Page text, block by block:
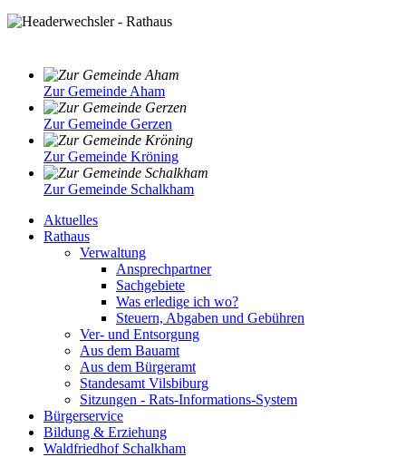
Zur Gemeinde Aham
Zur Gemeinde Gerzen
Zur Gemeinde Kröning
Zur Gemeinde Schalkham
Aktuelles
Rathaus
Verwaltung
Ansprechpartner
Sachgebiete
Was erledige ich wo?
Steuern, Abgaben und Gebühren
Ver- und Entsorgung
Aus dem Bauamt
Aus dem Bürgeramt
Standesamt Vilsbiburg
Sitzungen - Rats-Informations-System
Bürgerservice
Bildung & Erziehung
Waldfriedhof Schalkham